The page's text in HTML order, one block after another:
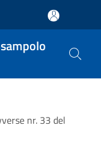
nr. 33 del